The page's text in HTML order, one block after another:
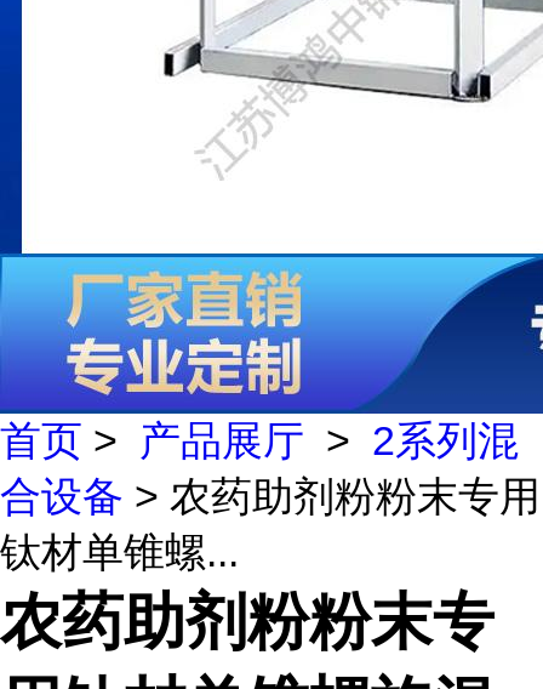
首页 > 产品展厅 > 2系列混
合设备 > 农药助剂粉粉末专用
钛材单锥螺...
农药助剂粉粉末专